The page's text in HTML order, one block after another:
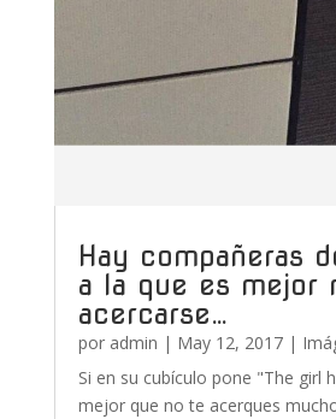
Hay compañeras
a la que es mejor
acercarse…
por admin | May 12, 2017|
Si en su cubículo pone "The girl
mejor que no te acerques